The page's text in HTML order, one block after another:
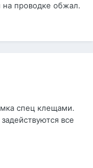
на проводке обжал.
спец клещами.
все